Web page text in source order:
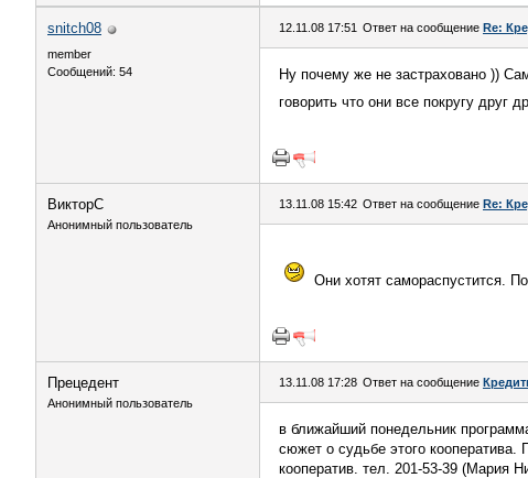
snitch08
member
Сообщений: 54
12.11.08 17:51 Ответ на сообщение Re:
Ну почему же не застраховано ))
говорить что они все покругу друг
ВикторС
Анонимный пользователь
13.11.08 15:42 Ответ на сообщение Re:
Они хотят самораспустится.
Прецедент
Анонимный пользователь
13.11.08 17:28 Ответ на сообщение
в ближайший понедельник
сюжет о судьбе этого
кооператив. тел. 201-53-39 (Мария